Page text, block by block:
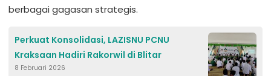
berbagai gagasan strategis.
Perkuat Konsolidasi, LAZISNU PCNU
Kraksaan Hadiri Rakorwil di Blitar
8 Februari 2026